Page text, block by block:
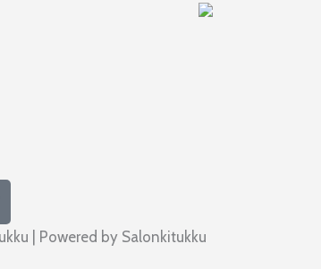
| Powered by Salonkitukku